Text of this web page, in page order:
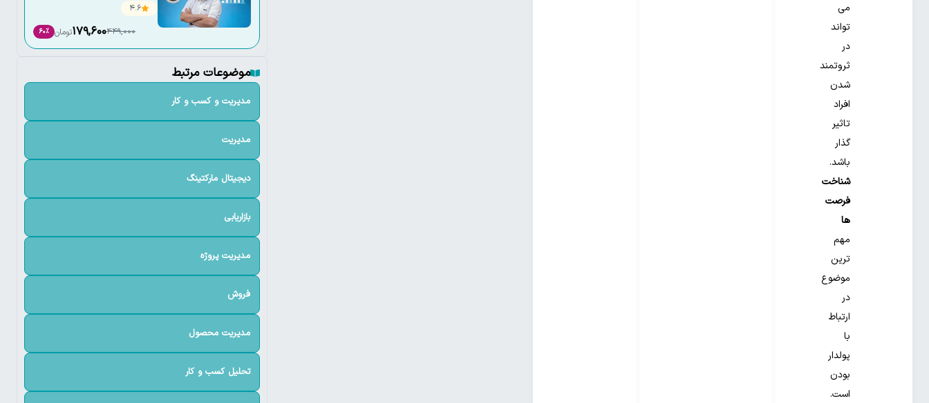
می
تواند
در
ثروتمند
شدن
افراد
تاثیر
گذار
باشد.
شناخت
فرصت
ها
مهم
ترین
موضوع
در
ارتباط
با
پولدار
بودن
است.
4.6
449,000
179,600تومان 60٪
موضوعات مرتبط
مدیریت و کسب و کار
مدیریت
دیجیتال مارکتینگ
بازاریابی
مدیریت پروژه
فروش
مدیریت محصول
تحلیل کسب و کار